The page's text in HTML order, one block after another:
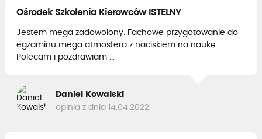
Ośrodek Szkolenia Kierowców ISTELNY
Jestem mega zadowolony. Fachowe przygotowanie do
egzaminu mega atmosfera z naciskiem na naukę.
Polecam i pozdrawiam ...
Daniel Kowalski
opinia z dnia 14.04.2022